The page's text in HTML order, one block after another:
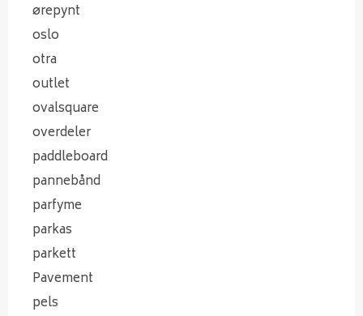
ørepynt
oslo
otra
outlet
ovalsquare
overdeler
paddleboard
pannebånd
parfyme
parkas
parkett
Pavement
pels